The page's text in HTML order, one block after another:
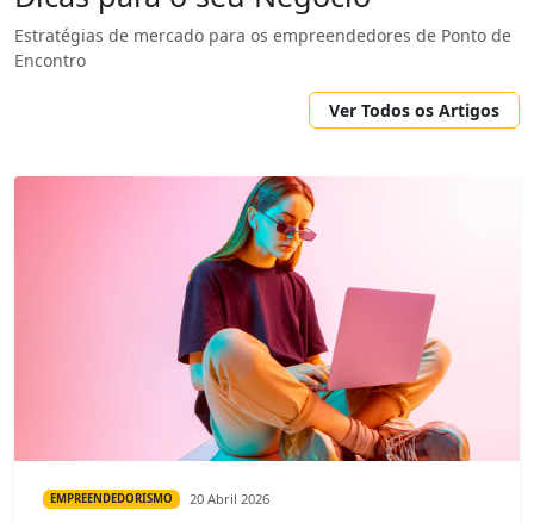
Estratégias de mercado para os empreendedores de Ponto de
Encontro
Ver Todos os Artigos
EMPREENDEDORISMO 20 Abril 2026